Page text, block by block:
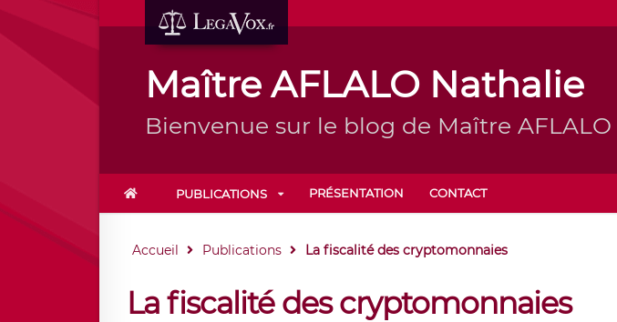
Maître AFLALO Nathalie
Bienvenue sur le blog de Maître
PUBLICATIONS PRÉSENTATION CONTACT
Accueil Publications La fiscalité des cryptomonnaies
La fiscalité des cryptomonnaies